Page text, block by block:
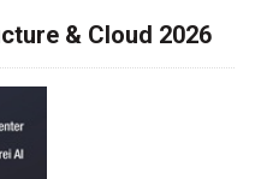
& Cloud 2026